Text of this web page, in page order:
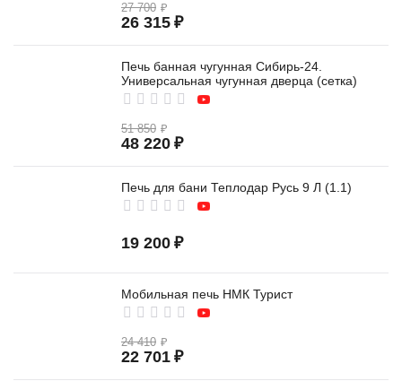
27 700 ₽
26 315 ₽
Печь банная чугунная Сибирь-24.
Универсальная чугунная дверца (сетка)
51 850 ₽
48 220 ₽
Печь для бани Теплодар Русь 9 Л (1.1)
19 200 ₽
Мобильная печь НМК Турист
24 410 ₽
22 701 ₽